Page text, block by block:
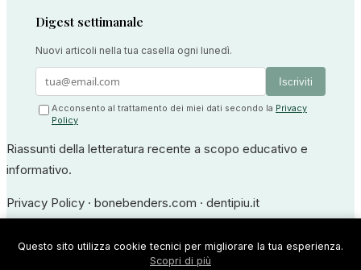
Digest settimanale
Nuovi articoli nella tua casella ogni lunedì.
Iscriviti
Acconsento al trattamento dei miei dati secondo la Privacy
Policy
Riassunti della letteratura recente a scopo educativo e
informativo.
Privacy Policy · bonebenders.com · dentipiu.it
Questo sito utilizza cookie tecnici per migliorare la tua esperienza.
Scopri di più